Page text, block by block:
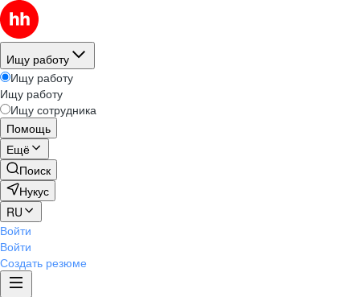
Ищу работу
Ищу работу
Ищу работу
Ищу сотрудника
Помощь
Ещё
Поиск
Нукус
RU
Войти
Войти
Создать резюме